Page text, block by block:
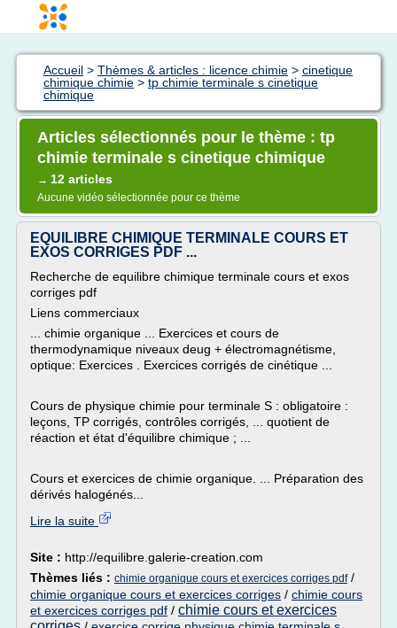
Accueil > Thèmes & articles : licence chimie > cinetique
chimique chimie > tp chimie terminale s cinetique
chimique
Articles sélectionnés pour le thème : tp
chimie terminale s cinetique chimique
→ 12 articles
Aucune vidéo sélectionnée pour ce thème
EQUILIBRE CHIMIQUE TERMINALE COURS ET
EXOS CORRIGES PDF ...
Recherche de equilibre chimique terminale cours et exos
corriges pdf
Liens commerciaux
... chimie organique ... Exercices et cours de
thermodynamique niveaux deug + électromagnétisme,
optique: Exercices . Exercices corrigés de cinétique ...
Cours de physique chimie pour terminale S : obligatoire :
leçons, TP corrigés, contrôles corrigés, ... quotient de
réaction et état d'équilibre chimique ; ...
Cours et exercices de chimie organique. ... Préparation des
dérivés halogénés...
Lire la suite
Site : http://equilibre.galerie-creation.com
Thèmes liés : chimie organique cours et exercices corriges pdf/
chimie organique cours et exercices corriges / chimie cours
et exercices corriges pdf / chimie cours et exercices